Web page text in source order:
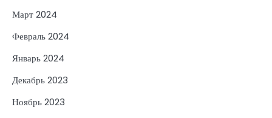
Март 2024
Февраль 2024
Январь 2024
Декабрь 2023
Ноябрь 2023